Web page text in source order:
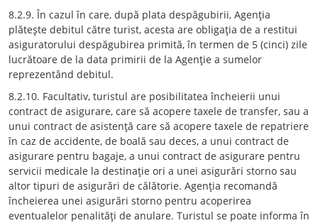
8.2.9. În cazul în care, după plata despăgubirii, Agenţia
plăteşte debitul către turist, acesta are obligaţia de a restitui
asiguratorului despăgubirea primită, în termen de 5 (cinci) zile
lucrătoare de la data primirii de la Agenţie a sumelor
reprezentând debitul.
8.2.10. Facultativ, turistul are posibilitatea încheierii unui
contract de asigurare, care să acopere taxele de transfer, sau a
unui contract de asistenţă care să acopere taxele de repatriere
în caz de accidente, de boală sau deces, a unui contract de
asigurare pentru bagaje, a unui contract de asigurare pentru
servicii medicale la destinaţie ori a unei asigurări storno sau
altor tipuri de asigurări de călătorie. Agenţia recomandă
încheierea unei asigurări storno pentru acoperirea
eventualelor penalităţi de anulare. Turistul se poate informa în